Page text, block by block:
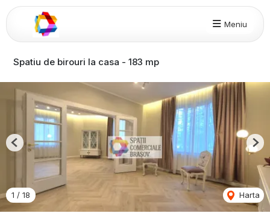
Meniu
Spatiu de birouri la casa - 183 mp
1 / 18 Harta
Previous